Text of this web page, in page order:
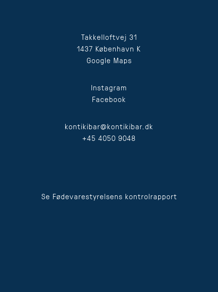
Takkelloftvej 31
1437 København K
Google Maps
Instagram
Facebook
kontikibar@kontikibar.dk
+45 4050 9048
Se Fødevarestyrelsens kontrolrapport